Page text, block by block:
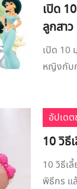
เปิด
ลูกสาว
เปิด 10
หญิงกับ
อัปเด
​10 วิธี
​10 วิธีเ
พิธีกร แ